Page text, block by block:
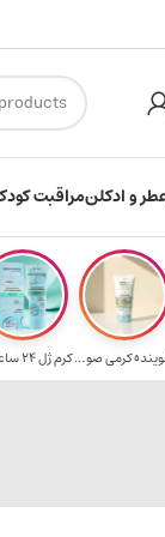
و ادکلنمراقبت
شوینده کرمی صور...کرم ژل ۲۴ ساعته...